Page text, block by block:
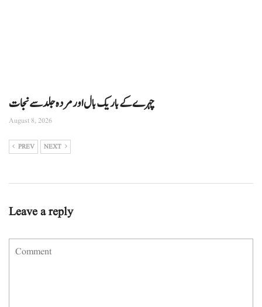
چہرے کے باریک بال اور مردہ جلد سے نجات
August 8, 2026
PREV NEXT
Leave a reply